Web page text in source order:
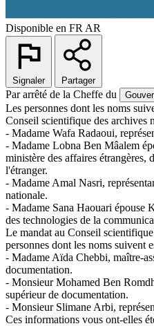
Disponible en FR AR
Signaler Partager
Par arrêté de la Cheffe du
Les personnes dont les noms
Conseil scientifique des archives
- Madame Wafa Radaoui,
- Madame Lobna Ben Mâalem
ministère des affaires étrangères,
l'étranger.
- Madame Amal Nasri,
nationale.
- Madame Sana Haouari épouse
des technologies de la
Le mandat au Conseil
personnes dont les noms suivent
- Madame Aïda Chebbi, maître-
documentation.
- Monsieur Mohamed Ben
supérieur de documentation.
- Monsieur Slimane Arbi,
Ces informations vous ont-elles